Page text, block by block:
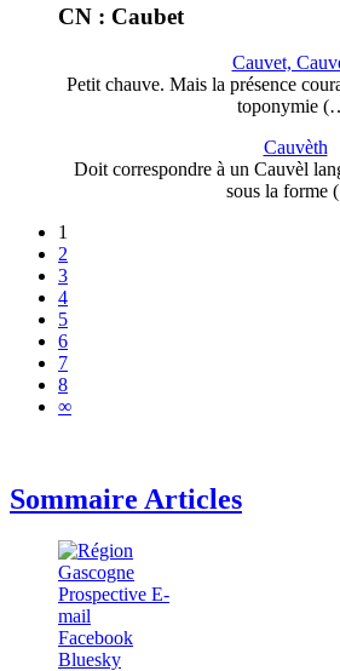
CN : Caubet
Cauvet,
Petit chauve. Mais la présence
toponymie
Cauvèth
Doit correspondre à un Cauvèl
sous la
1
2
3
4
5
6
7
8
∞
Sommaire Articles